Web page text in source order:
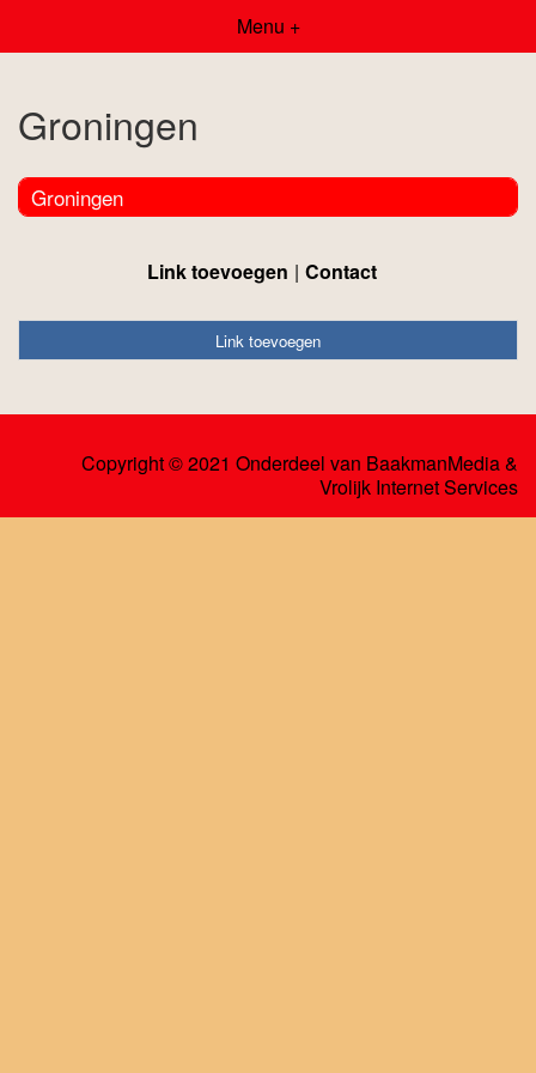
Menu +
Groningen
Groningen
Link toevoegen Contact
Link toevoegen
Copyright © 2021 Onderdeel van BaakmanMedia&
Vrolijk Internet Services